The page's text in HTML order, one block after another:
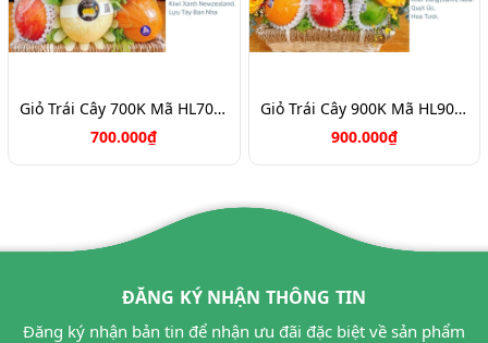
Giỏ Trái Cây 700K Mã HL7088
700.000₫
Giỏ Trái Cây 900K Mã HL9031
900.000₫
ĐĂNG KÝ NHẬN THÔNG TIN
Đăng ký nhận bản tin để nhận ưu đãi đặc biệt về sản phẩm